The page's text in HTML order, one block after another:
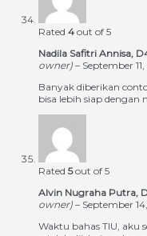
Rated 4 out of 5
Nadila Safitri Annisa,
owner) – September
Banyak diberikan
bisa lebih siap dengan
Rated 5out of 5
Alvin Nugraha Putra,
owner) – September
Waktu bahas TIU, aku